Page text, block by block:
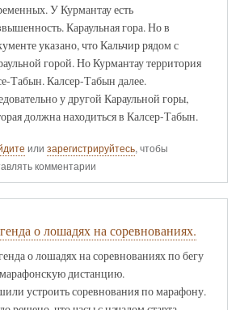
У Курмантау есть
Караульная гора. Но в
указано, что Кальчир рядом с
горой. Но Курмантау территория
Табын. Калсер-Табын далее.
у другой Караульной горы,
должна находиться в Калсер-Табын.
или зарегистрируйтесь, чтобы
комментарии
о лошадях на соревнованиях.
о лошадях на соревнованиях по бегу
дистанцию.
устроить соревнования по марафону.